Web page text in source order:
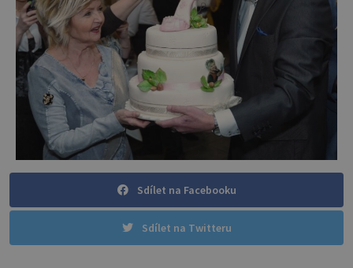
Sdílet na Facebooku
Sdílet na Twitteru